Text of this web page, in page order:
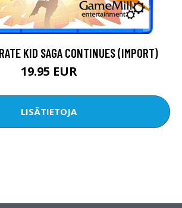
KID SAGA CONTINUES (IMPORT)
19.95 EUR
LISÄTIETOJA